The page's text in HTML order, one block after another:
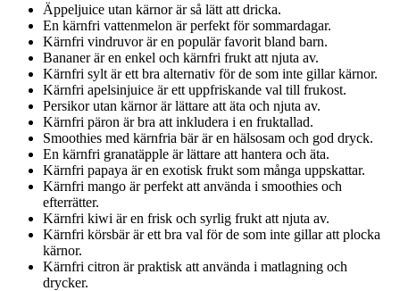
Äppeljuice utan kärnor är så lätt att dricka.
En kärnfri vattenmelon är perfekt för sommardagar.
Kärnfri vindruvor är en populär favorit bland barn.
Bananer är en enkel och kärnfri frukt att njuta av.
Kärnfri sylt är ett bra alternativ för de som inte gillar kärnor.
Kärnfri apelsinjuice är ett uppfriskande val till frukost.
Persikor utan kärnor är lättare att äta och njuta av.
Kärnfri päron är bra att inkludera i en fruktallad.
Smoothies med kärnfria bär är en hälsosam och god dryck.
En kärnfri granatäpple är lättare att hantera och äta.
Kärnfri papaya är en exotisk frukt som många uppskattar.
Kärnfri mango är perfekt att använda i smoothies och
efterrätter.
Kärnfri kiwi är en frisk och syrlig frukt att njuta av.
Kärnfri körsbär är ett bra val för de som inte gillar att plocka
kärnor.
Kärnfri citron är praktisk att använda i matlagning och
drycker.